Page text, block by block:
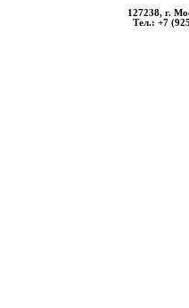
127238, г.
Тел.: +7